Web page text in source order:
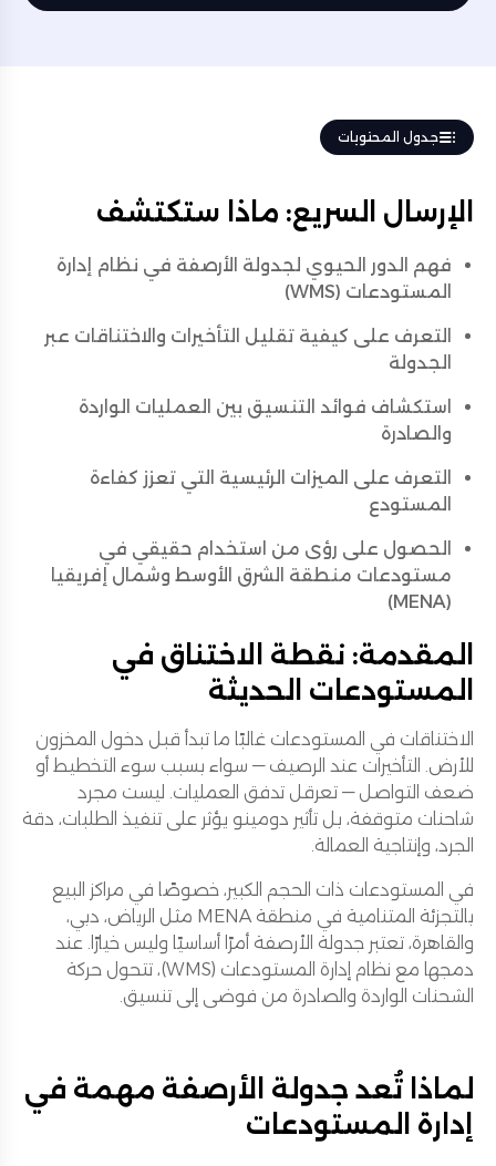
جدول المحتويات
الإرسال السريع: ماذا ستكتشف
فهم الدور الحيوي لجدولة الأرصفة في نظام إدارة
المستودعات (WMS)
التعرف على كيفية تقليل التأخيرات والاختناقات عبر
الجدولة
استكشاف فوائد التنسيق بين العمليات الواردة
والصادرة
التعرف على الميزات الرئيسية التي تعزز كفاءة
المستودع
الحصول على رؤى من استخدام حقيقي في
مستودعات منطقة الشرق الأوسط وشمال إفريقيا
(MENA)
المقدمة: نقطة الاختناق في
المستودعات الحديثة
الاختناقات في المستودعات غالبًا ما تبدأ قبل دخول المخزون
للأرض. التأخيرات عند الرصيف — سواء بسبب سوء التخطيط أو
ضعف التواصل — تعرقل تدفق العمليات. ليست مجرد
شاحنات متوقفة، بل تأثير دومينو يؤثر على تنفيذ الطلبات، دقة
الجرد، وإنتاجية العمالة.
في المستودعات ذات الحجم الكبير، خصوصًا في مراكز البيع
بالتجزئة المتنامية في منطقة MENA مثل الرياض، دبي،
والقاهرة، تعتبر جدولة الأرصفة أمرًا أساسيًا وليس خيارًا. عند
دمجها مع نظام إدارة المستودعات (WMS)، تتحول حركة
الشحنات الواردة والصادرة من فوضى إلى تنسيق.
لماذا تُعد جدولة الأرصفة مهمة في
إدارة المستودعات